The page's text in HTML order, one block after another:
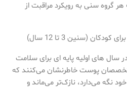
گروه سنی به رویکرد مراقبت از
(سنین 3 تا 12 سال)
سال های اولیه پایه ای برای سلامت
پوست خاطرنشان می‌کنند که
نگه می‌دارد، نازک‌تر می‌ماند و